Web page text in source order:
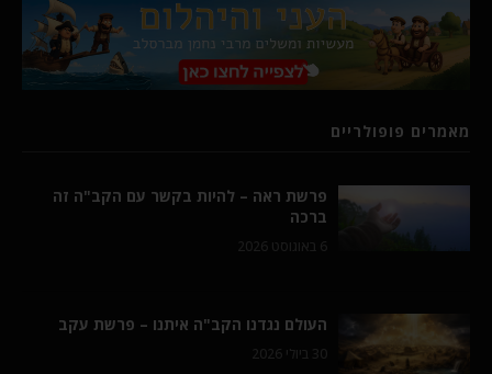
מאמרים פופולריים
פרשת ראה – להיות בקשר עם הקב"ה זה
ברכה
6 באוגוסט 2026
העולם נגדנו הקב"ה איתנו – פרשת עקב
30 ביולי 2026